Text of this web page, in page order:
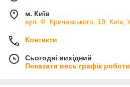
м. Київ
вул. Ф. Кричевського, 19, Київ,
Контакти
Сьогодні вихідний
Показати весь графік роботи